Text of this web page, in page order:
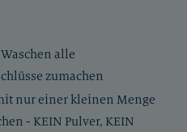
alle
zumachen
nur einer kleinen Menge
- KEIN Pulver, KEIN